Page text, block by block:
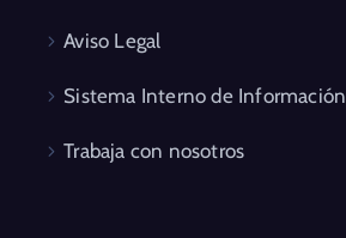
Aviso Legal
Sistema Interno de Información
Trabaja con nosotros